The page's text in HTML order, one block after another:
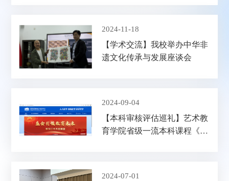
2024-11-18
【学术交流】我校举办中华非
遗文化传承与发展座谈会
2024-09-04
【本科审核评估巡礼】艺术教
育学院省级一流本科课程《中
2024-07-01